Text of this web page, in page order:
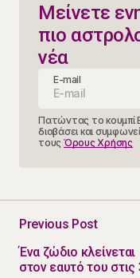
Μείνετε
πιο
νέα
E-mail
Πατώντας το κουμπί
διαβάσει και
τους Όρους Χρήσης
Previous Post
Ένα ζώδιο κλείνεται
στον εαυτό του στις